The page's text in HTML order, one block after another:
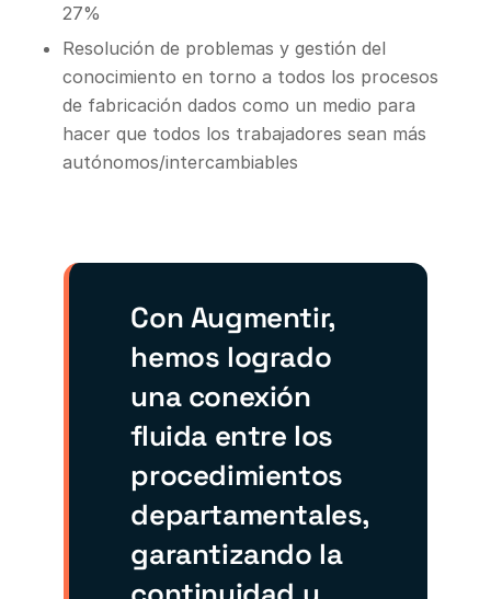
27%
Resolución de problemas y gestión del
conocimiento en torno a todos los procesos
de fabricación dados como un medio para
hacer que todos los trabajadores sean más
autónomos/intercambiables
Con Augmentir,
hemos logrado
una conexión
fluida entre los
procedimientos
departamentales,
garantizando la